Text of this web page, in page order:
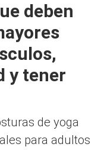
deben
y tener
de yoga
para adultos